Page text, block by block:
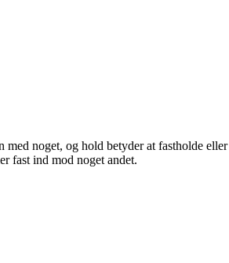
noget, og hold betyder at fastholde
fast ind mod noget andet.